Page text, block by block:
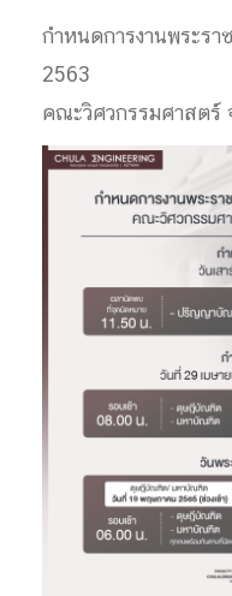
กำหนดการงานพระร
2563
คณะวิศวกรรมศาสตร์